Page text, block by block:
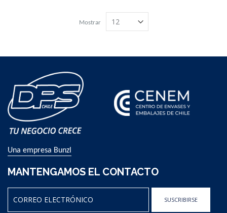
Mostrar
Una empresa Bunzl
MANTENGAMOS EL CONTACTO
SUSCRIBIRSE